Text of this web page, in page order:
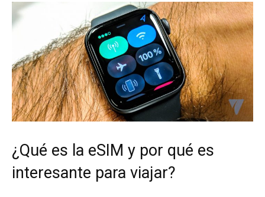
¿Qué es la eSIM y por qué es
interesante para viajar?